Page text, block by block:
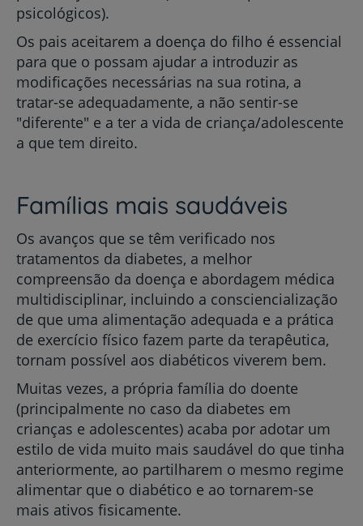
psicológicos).
Os pais aceitarem a doença do filho é essencial
para que o possam ajudar a introduzir as
modificações necessárias na sua rotina, a
tratar-se adequadamente, a não sentir-se
"diferente" e a ter a vida de criança/adolescente
a que tem direito.
Famílias mais saudáveis
Os avanços que se têm verificado nos
tratamentos da diabetes, a melhor
compreensão da doença e abordagem médica
multidisciplinar, incluindo a consciencialização
de que uma alimentação adequada e a prática
de exercício físico fazem parte da terapêutica,
tornam possível aos diabéticos viverem bem.
Muitas vezes, a própria família do doente
(principalmente no caso da diabetes em
crianças e adolescentes) acaba por adotar um
estilo de vida muito mais saudável do que tinha
anteriormente, ao partilharem o mesmo regime
alimentar que o diabético e ao tornarem-se
mais ativos fisicamente.